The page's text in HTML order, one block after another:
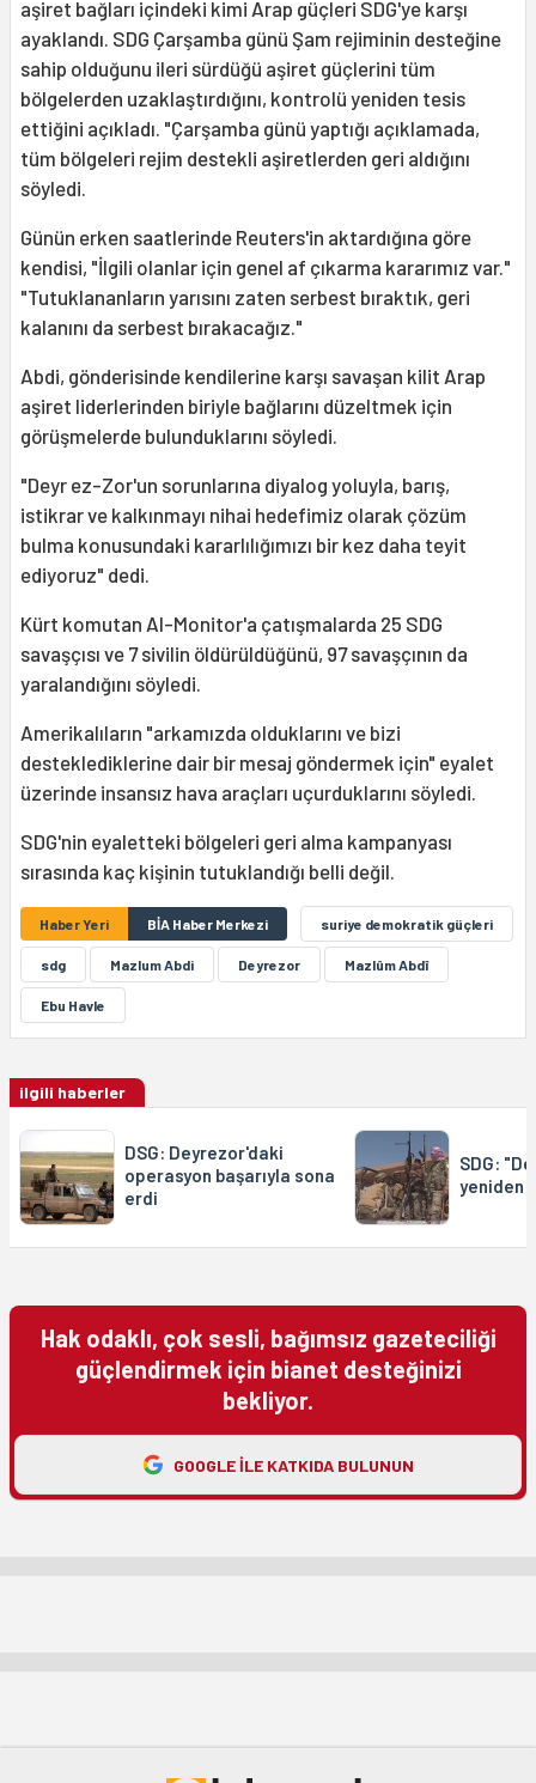
aşiret bağları içindeki kimi Arap güçleri SDG'ye karşı
ayaklandı. SDG Çarşamba günü Şam rejiminin desteğine
sahip olduğunu ileri sürdüğü aşiret güçlerini tüm
bölgelerden uzaklaştırdığını, kontrolü yeniden tesis
ettiğini açıkladı. "Çarşamba günü yaptığı açıklamada,
tüm bölgeleri rejim destekli aşiretlerden geri aldığını
söyledi.
Günün erken saatlerinde Reuters'in aktardığına göre
kendisi, "İlgili olanlar için genel af çıkarma kararımız var."
"Tutuklananların yarısını zaten serbest bıraktık, geri
kalanını da serbest bırakacağız."
Abdi, gönderisinde kendilerine karşı savaşan kilit Arap
aşiret liderlerinden biriyle bağlarını düzeltmek için
görüşmelerde bulunduklarını söyledi.
"Deyr ez-Zor'un sorunlarına diyalog yoluyla, barış,
istikrar ve kalkınmayı nihai hedefimiz olarak çözüm
bulma konusundaki kararlılığımızı bir kez daha teyit
ediyoruz" dedi.
Kürt komutan Al-Monitor'a çatışmalarda 25 SDG
savaşçısı ve 7 sivilin öldürüldüğünü, 97 savaşçının da
yaralandığını söyledi.
Amerikalıların "arkamızda olduklarını ve bizi
desteklediklerine dair bir mesaj göndermek için" eyalet
üzerinde insansız hava araçları uçurduklarını söyledi.
SDG'nin eyaletteki bölgeleri geri alma kampanyası
sırasında kaç kişinin tutuklandığı belli değil.
Haber Yeri BİA Haber Merkezi suriye demokratik güçleri
sdg Mazlum Abdi Deyrezor Mazlûm Abdî
Ebu Havle
ilgili haberler
DSG: Deyrezor'daki
operasyon başarıyla sona
erdi
SDG:
yeniden
Hak odaklı, çok sesli, bağımsız gazeteciliği
güçlendirmek için bianet desteğinizi
bekliyor.
GOOGLE ILE KATKIDA BULUNUN